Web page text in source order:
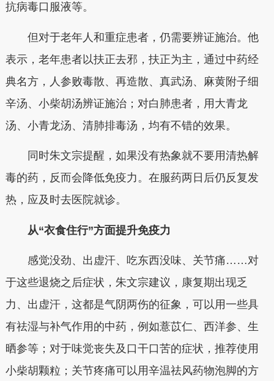
抗病毒口服液等。
但对于老年人和重症患者，仍需要辨证施治。他
表示，老年患者以扶正去邪，扶正为主，通过中药经
典名方，人参败毒散、再造散、真武汤、麻黄附子细
辛汤、小柴胡汤辨证施治；对白肺患者，用大青龙
汤、小青龙汤、清肺排毒汤，均有不错的效果。
同时朱文宗提醒，如果没有热象就不要用清热解
毒的药，反而会降低免疫力。在服药两日后仍反复发
热，应及时去医院就诊。
从“衣食住行”方面提升免疫力
感觉没劲、出虚汗、吃东西没味、关节痛……对
于这些退烧之后症状，朱文宗建议，康复期出现乏
力、出虚汗，这都是气阴两伤的征象，可以用一些具
有祛湿与补气作用的中药，例如薏苡仁、西洋参、生
晒参等；对于味觉丧失及口干口苦的症状，推荐使用
小柴胡颗粒；关节疼痛可以用辛温祛风药物泡脚的方